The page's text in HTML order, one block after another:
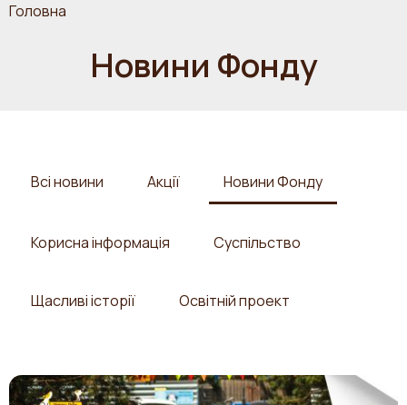
Головна
Новини Фонду
Всі новини Акції Новини Фонду
Корисна інформація Суспільство
Щасливі історії Освітній проект